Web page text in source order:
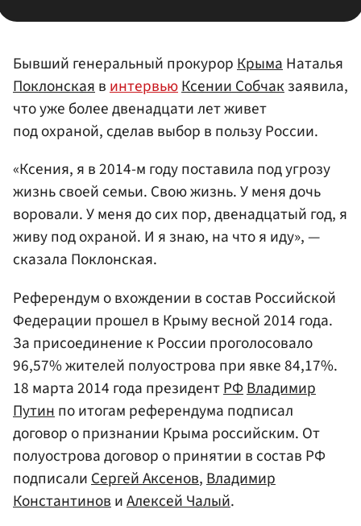
Бывший генеральный прокурорКрымаНаталья
ПоклонскаявинтервьюКсении Собчакзаявила,
что уже более двенадцати лет живет
под охраной, сделав выбор в пользу России.
«Ксения, я в 2014-м году поставила под угрозу
жизнь своей семьи. Свою жизнь. У меня дочь
воровали. У меня до сих пор, двенадцатый год, я
живу под охраной. И я знаю, на что я иду», —
сказала Поклонская.
Референдум о вхождении в состав Российской
Федерации прошел в Крыму весной 2014 года.
За присоединение к России проголосовало
96,57% жителей полуострова при явке 84,17%.
18 марта 2014 года президентРФВладимир
Путин по итогам референдума подписал
договор о признании Крыма российским. От
полуострова договор о принятии в состав РФ
подписали Сергей Аксенов, Владимир
Константинов иАлексей Чалый.